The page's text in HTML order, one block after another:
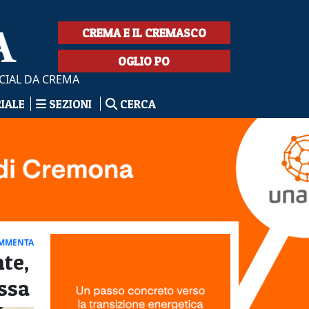
DA CREMA
CREMA E IL CREMASCO
OGLIO PO
SEZIONI CERCA